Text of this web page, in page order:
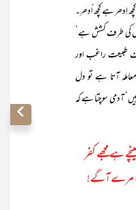
اِدھر ہے کچھ اُدھر۔
کی طرف کشش ہے‘
راغب اور
آتا ہے تو دل
آدمی سوچتا ہے کہ
ہے مجھے کفر
مرے آگے!